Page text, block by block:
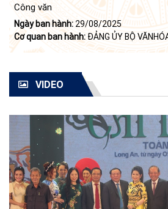
Công văn
Ngày ban hành: 29/08/2025
Cơ quan ban hành: ĐẢNG ỦY BỘ
VIDEO